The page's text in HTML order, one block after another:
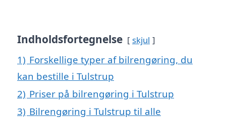
Indholdsfortegnelse skjul
1) Forskellige typer af bilrengøring, du
kan bestille i Tulstrup
2) Priser på bilrengøring i Tulstrup
3) Bilrengøring i Tulstrup til alle